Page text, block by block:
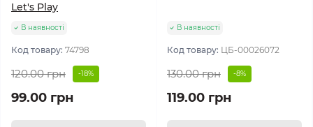
Let's Play
В наявності
Код товару: 74798
120.00 грн -18%
99.00 грн
В наявності
Код товару: ЦБ-00026072
130.00 грн -8%
119.00 грн